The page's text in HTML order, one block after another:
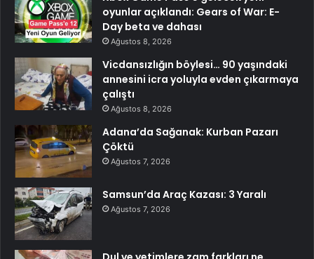
oyunlar açıklandı: Gears of War: E-
Day beta ve dahası
Ağustos 8, 2026
Vicdansızlığın böylesi… 90 yaşındaki
annesini icra yoluyla evden çıkarmaya
çalıştı
Ağustos 8, 2026
Adana’da Sağanak: Kurban Pazarı
Çöktü
Ağustos 7, 2026
Samsun’da Araç Kazası: 3 Yaralı
Ağustos 7, 2026